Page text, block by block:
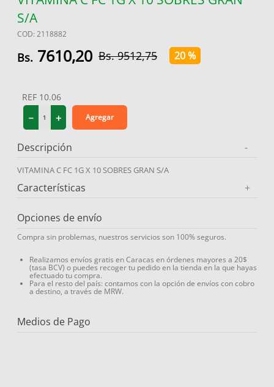
S/A
COD: 2118882
7610,20 9512,75 20 %
REF 10.06
＋
－ Agregar
Descripción -
VITAMINA C FC 1G X 10 SOBRES GRAN S/A
Características +
Opciones de envío
Compra sin problemas, nuestros servicios son 100% seguros.
Realizamos envíos gratis en Caracas en órdenes mayores a 20$
(tasa BCV) o puedes recoger tu pedido en la tienda en la que hayas
efectuado tu compra.
Para el resto del país: contamos con la opción de envíos con cobro
a destino, a través de MRW.
Medios de Pago
5.
6.
linezolid
7.
champu
.
protector solar
medias compresión